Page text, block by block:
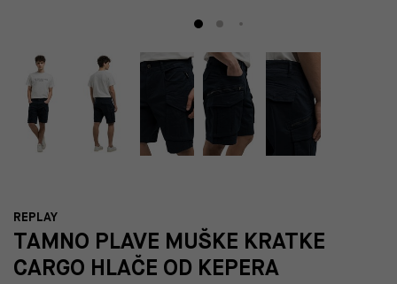
REPLAY
TAMNO PLAVE MUŠKE KRATKE
CARGO HLAČE OD KEPERA